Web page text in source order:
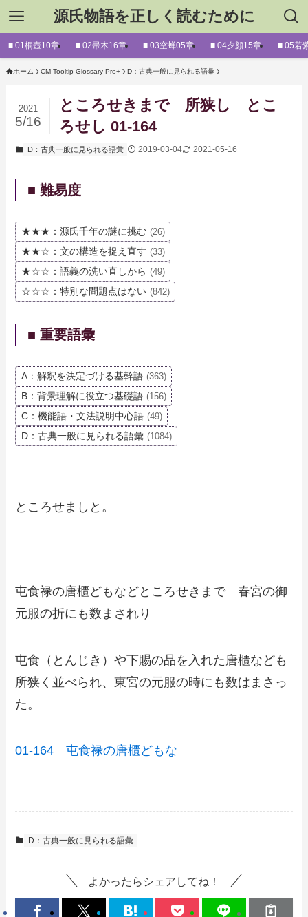
源氏物語を正しく読むために
■ 01桐壺10章 ■ 02帚木16章 ■ 03空蝉05章 ■ 04夕顔15章 ■ 05若
ホーム CM Tooltip Glossary Pro+ D：古典一般に見られる語彙
ところせきまで 所狭し とこ
ろせし 01-164
2021
5/16
D：古典一般に見られる語彙 2019-03-04 2021-05-16
■ 難易度
★★★：源氏千年の謎に挑む (26)
★★☆：文の構造を捉え直す (33)
★☆☆：語義の洗い直しから (49)
☆☆☆：特別な問題点はない (842)
■ 重要語彙
A：解釈を決定づける基幹語 (363)
B：背景理解に役立つ基礎語 (156)
C：機能語・文法説明中心語 (49)
D：古典一般に見られる語彙 (1084)
ところせましと。
屯食禄の唐櫃どもなどところせきまで 春宮の御
元服の折にも数まされり
屯食（とんじき）や下賜の品を入れた唐櫃なども
所狭く並べられ、東宮の元服の時にも数はまさっ
た。
01-164 屯食禄の唐櫃どもな
D：古典一般に見られる語彙
よかったらシェアしてね！